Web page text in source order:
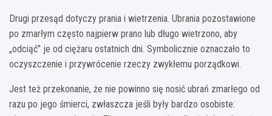
Drugi przesąd dotyczy prania i wietrzenia. Ubrania pozostawione
po zmarłym często najpierw prano lub długo wietrzono, aby
„odciąć” je od ciężaru ostatnich dni. Symbolicznie oznaczało to
oczyszczenie i przywrócenie rzeczy zwykłemu porządkowi.
Jest też przekonanie, że nie powinno się nosić ubrań zmarłego od
razu po jego śmierci, zwłaszcza jeśli były bardzo osobiste: